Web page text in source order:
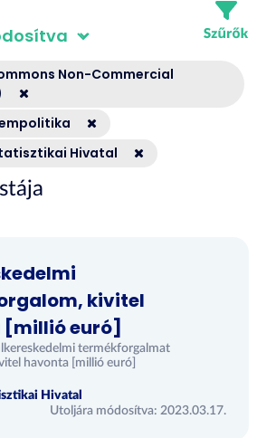
Non-Commercial
Hivatal
kivitel
euró]
termékforgalmat
havonta [millió euró]
Hivatal
Utoljára módosítva: 2023.03.17.